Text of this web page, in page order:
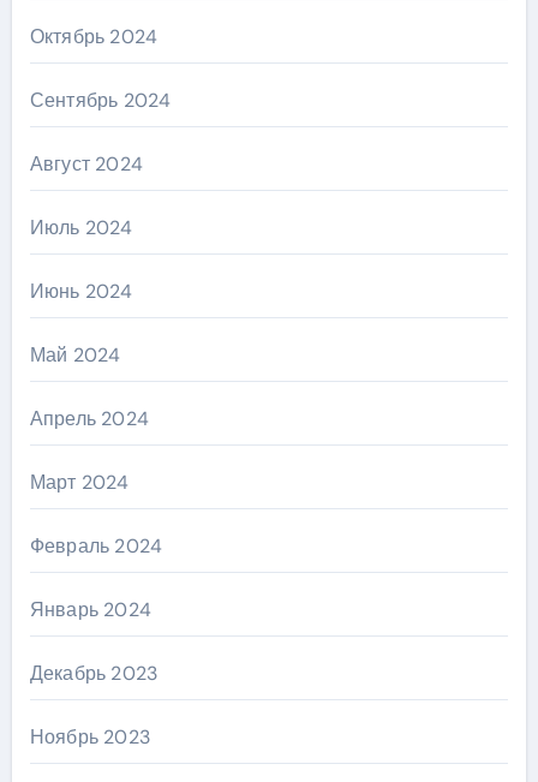
Октябрь 2024
Сентябрь 2024
Август 2024
Июль 2024
Июнь 2024
Май 2024
Апрель 2024
Март 2024
Февраль 2024
Январь 2024
Декабрь 2023
Ноябрь 2023